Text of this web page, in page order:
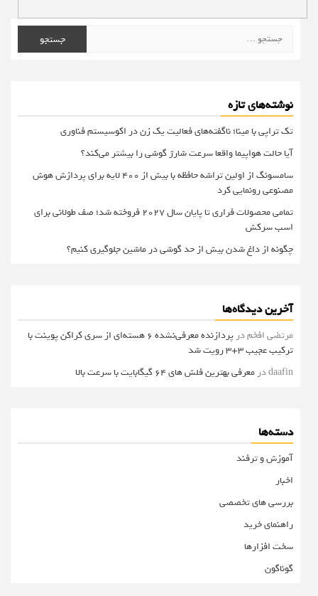
برای:
نوشته‌های تازه
تک تراپی با مینا؛ ناگفته‌های فعالیت یک زن در اکوسیستم فناوری
آیا حالت هواپیما واقعا سرعت شارژ گوشی را بیشتر می‌کند؟
سامسونگ از اولین تراشه حافظه با بیش از ۴۰۰ لایه برای پردازش هوش
مصنوعی رونمایی کرد
تمامی محصولات فراری تا پایان سال ۲۰۲۷ فروخته شد؛ صف طولانی برای
اسب سرکش
چگونه از داغ شدن بیش از حد گوشی در ماشین جلوگیری کنیم؟
آخرین دیدگاه‌ها
مرتضی افخمدر
پردازنده معرفی‌نشده 6 هسته‌ای از سری کراکن پوینت با
ترکیب عجیب 3+3 رویت شد
daafinدرمعرفی بهترین فلش های 64 گیگابایت با سرعت بالا
دسته‌ها
آموزش و ترفند
اخبار
بررسی های تخصصی
راهنمای خرید
سخت افزارها
گوناگون